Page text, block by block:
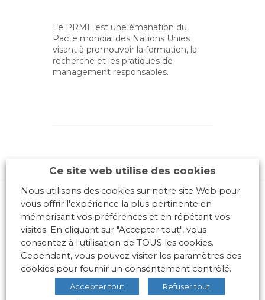
Le PRME est une émanation du
Pacte mondial des Nations Unies
visant à promouvoir la formation, la
recherche et les pratiques de
management responsables.
10 place des Archives – Bât G –
Association loi 1901
Ce site web utilise des cookies
Nous utilisons des cookies sur notre site Web pour
vous offrir l'expérience la plus pertinente en
mémorisant vos préférences et en répétant vos
visites. En cliquant sur "Accepter tout", vous
consentez à l'utilisation de TOUS les cookies.
Cependant, vous pouvez visiter les paramètres des
cookies pour fournir un consentement contrôlé.
Accepter tout Refuser tout